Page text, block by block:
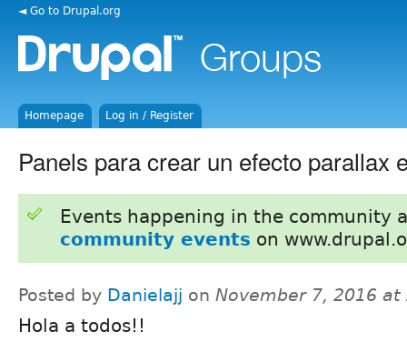
◄ Go to Drupal.org
Homepage Log in / Register
Panels para crear un efecto parallax
Events happening in the community
community events on
Posted by Danielajj on November 7, 2016 at
Hola a todos!!